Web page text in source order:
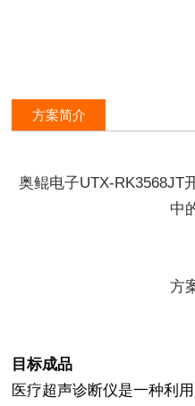
方案简介
奥鲲电子UTX-RK3568JT
中
方
目标成品
医疗超声诊断仪是一种利